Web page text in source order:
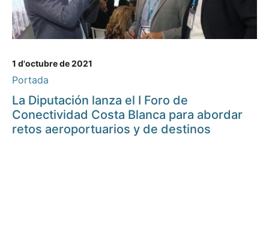
1 d'octubre de 2021
Portada
La Diputación lanza el I Foro de
Conectividad Costa Blanca para abordar
retos aeroportuarios y de destinos